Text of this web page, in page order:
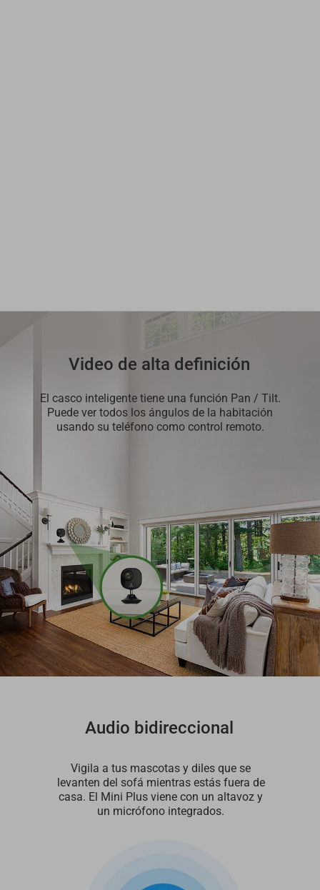
Video de alta definición
El casco inteligente tiene una función Pan / Tilt.
Puede ver todos los ángulos de la habitación
usando su teléfono como control remoto.
Audio bidireccional
Vigila a tus mascotas y diles que se
levanten del sofá mientras estás fuera de
casa. El Mini Plus viene con un altavoz y
un micrófono integrados.